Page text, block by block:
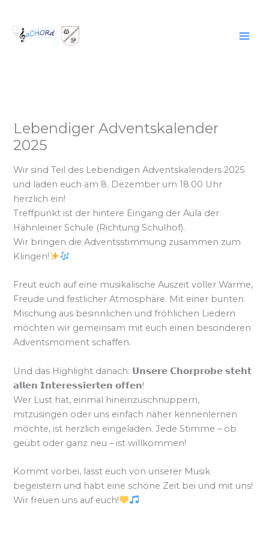
springen
Lebendiger Adventskalender
2025
Wir sind Teil des Lebendigen Adventskalenders 2025
und laden euch am 8. Dezember um 18.00 Uhr
herzlich ein!
Treffpunkt ist der hintere Eingang der Aula der
Hähnleiner Schule (Richtung Schulhof).
Wir bringen die Adventsstimmung zusammen zum
Klingen!
Freut euch auf eine musikalische Auszeit voller Wärme,
Freude und festlicher Atmosphäre. Mit einer bunten
Mischung aus besinnlichen und fröhlichen Liedern
möchten wir gemeinsam mit euch einen besonderen
Adventsmoment schaffen.
Und das Highlight danach: 𝗨𝗻𝘀𝗲𝗿𝗲 𝗖𝗵𝗼𝗿𝗽𝗿𝗼𝗯𝗲 𝘀𝘁𝗲𝗵𝘁
𝗮𝗹𝗹𝗲𝗻 𝗜𝗻𝘁𝗲𝗿𝗲𝘀𝘀𝗶𝗲𝗿𝘁𝗲𝗻 𝗼𝗳𝗳𝗲𝗻!
Wer Lust hat, einmal hineinzuschnuppern,
mitzusingen oder uns einfach näher kennenlernen
möchte, ist herzlich eingeladen. Jede Stimme – ob
geübt oder ganz neu – ist willkommen!
Kommt vorbei, lasst euch von unserer Musik
begeistern und habt eine schöne Zeit bei und mit uns!
Wir freuen uns auf euch!